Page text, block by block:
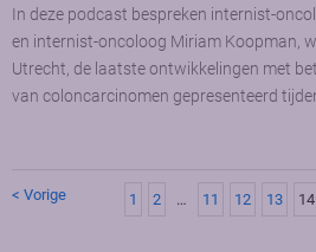
In deze podcast bespreken internist-
en internist-oncoloog Miriam Koopman,
Utrecht, de laatste ontwikkelingen met
van coloncarcinomen gepresenteerd
< Vorige 1 2 … 11 12 13 14